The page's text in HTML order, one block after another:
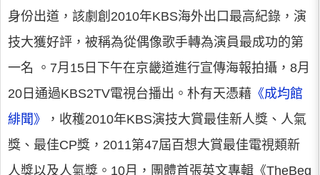
身份出道，該劇創2010年KBS海外出口最高紀錄，演
技大獲好評，被稱為從偶像歌手轉為演員最成功的第
一名 。7月15日下午在京畿道進行宣傳海報拍攝，8月
20日通過KBS2TV電視台播出。朴有天憑藉 《成均館
緋聞》
，收穫2010年KBS演技大賞最佳新人獎、人氣
獎、最佳CP獎，2011第47屆百想大賞最佳電視類新
人獎以及人氣獎。10月，團體首張英文專輯《TheBeg